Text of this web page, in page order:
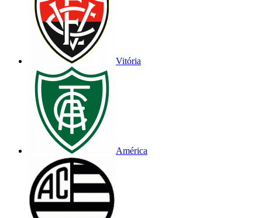
Vitória
América